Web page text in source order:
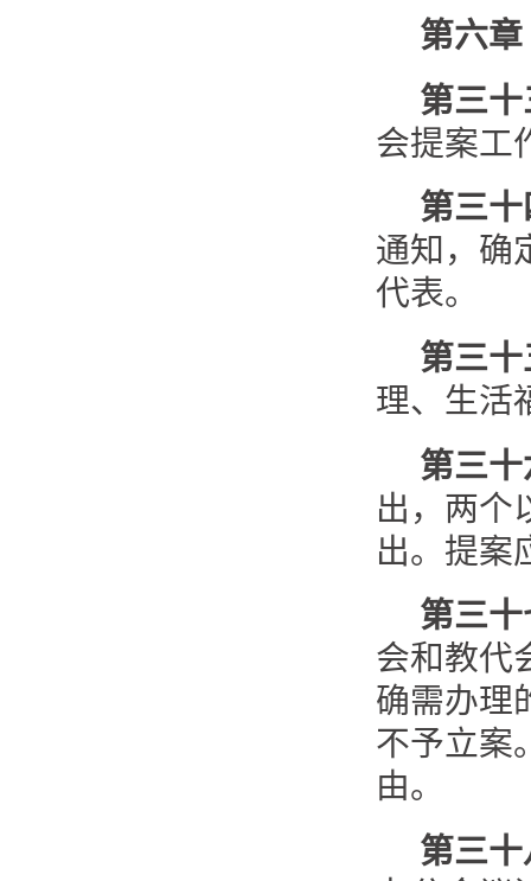
第六章
第三
会提案工
第三
通知，确
代表。
第三
理、生活
第三
出，两个
出。提案
第三
会和教代
确需办理
不予立案
由。
第三